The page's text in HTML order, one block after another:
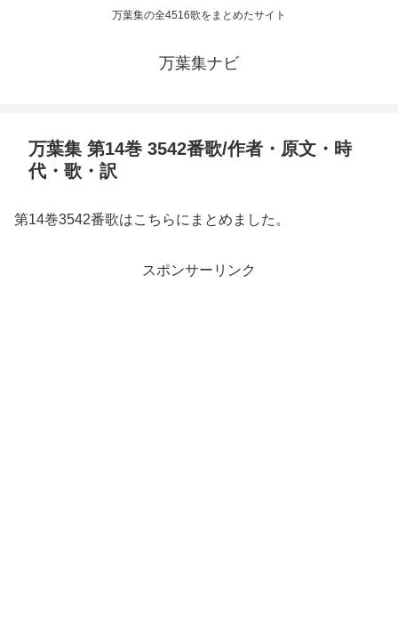
万葉集の全4516歌をまとめたサイト
万葉集ナビ
万葉集 第14巻 3542番歌/作者・原文・時
代・歌・訳
第14巻3542番歌はこちらにまとめました。
スポンサーリンク